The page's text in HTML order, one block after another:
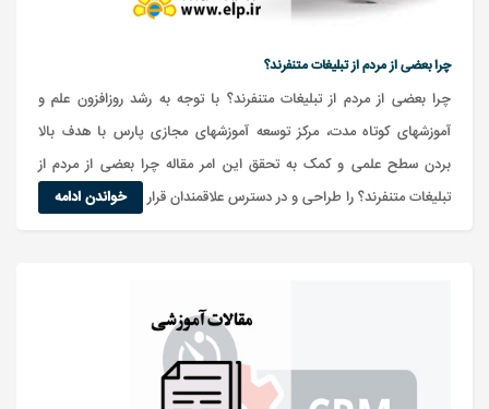
چرا بعضی از مردم از تبلیغات متنفرند؟
چرا بعضی از مردم از تبلیغات متنفرند؟ با توجه به رشد روزافزون علم و
آموزشهای کوتاه مدت، مرکز توسعه آموزشهای مجازی پارس با هدف بالا
بردن سطح علمی و کمک به تحقق این امر مقاله چرا بعضی از مردم از
تبلیغات متنفرند؟ را طراحی و در دسترس علاقمندان قرار داده است.
خواندن ادامه